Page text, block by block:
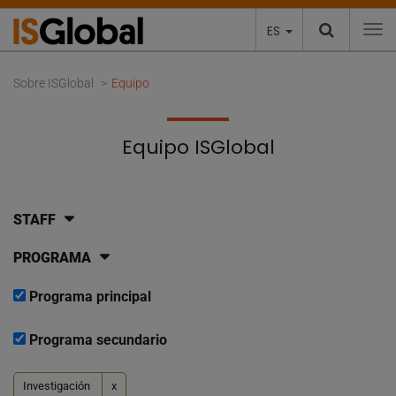
ES
Sobre ISGlobal Equipo
Equipo ISGlobal
STAFF
PROGRAMA
Programa principal
Programa secundario
Investigación x